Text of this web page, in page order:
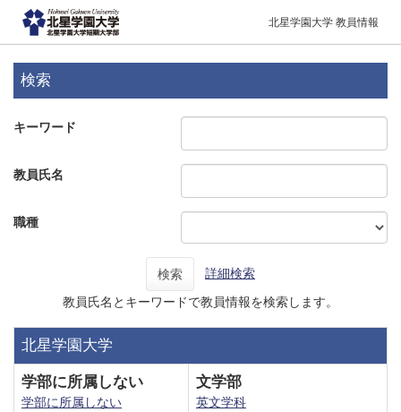
北星学園大学 教員情報
検索
キーワード
教員氏名
職種
検索 詳細検索
教員氏名とキーワードで教員情報を検索します。
北星学園大学
学部に所属しない
学部に所属しない
文学部
英文学科